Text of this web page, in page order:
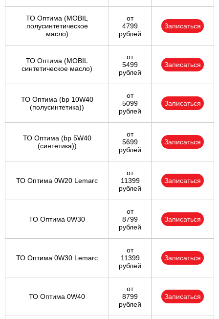
ТО Оптима (MOBIL
полусинтетическое
масло)
от
4799
рублей
Записаться
ТО Оптима (MOBIL
синтетическое масло)
от
5499
рублей
Записаться
ТО Оптима (bp 10W40
(полусинтетика))
от
5099
рублей
Записаться
ТО Оптима (bp 5W40
(синтетика))
от
5699
рублей
Записаться
ТО Оптима 0W20 Lemarc
от
11399
рублей
Записаться
ТО Оптима 0W30
от
8799
рублей
Записаться
ТО Оптима 0W30 Lemarc
от
11399
рублей
Записаться
ТО Оптима 0W40
от
8799
рублей
Записаться